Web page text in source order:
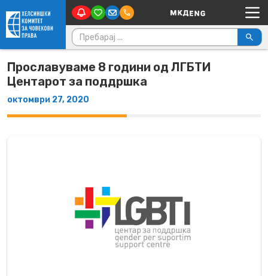
Skip to content Main Navigation
Пребарувај за:
Прославуваме 8 години од ЛГБТИ
Центарот за поддршка
октомври 27, 2020